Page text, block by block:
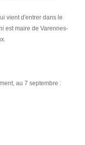
vient d'entrer dans le
est maire de Varennes-
au 7 septembre :